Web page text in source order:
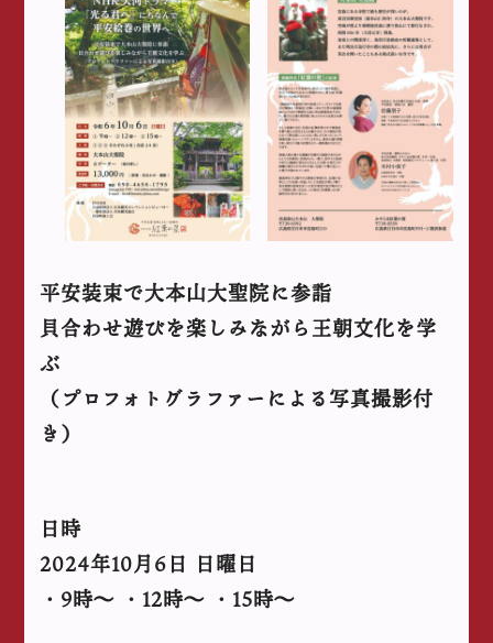
平安装束で大本山大聖院に参詣
貝合わせ遊びを楽しみながら王朝文化を学
ぶ
（プロフォトグラファーによる写真撮影付
き）
日時
2024年10月6日 日曜日
・9時〜 ・12時〜 ・15時〜